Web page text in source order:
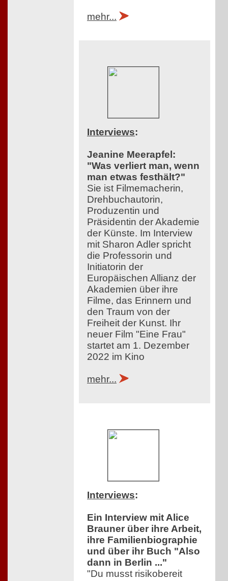
mehr...
Interviews:
Jeanine Meerapfel:
"Was verliert man, wenn
man etwas festhält?"
Sie ist Filmemacherin,
Drehbuchautorin,
Produzentin und
Präsidentin der Akademie
der Künste. Im Interview
mit Sharon Adler spricht
die Professorin und
Initiatorin der
Europäischen Allianz der
Akademien über ihre
Filme, das Erinnern und
den Traum von der
Freiheit der Kunst. Ihr
neuer Film "Eine Frau"
startet am 1. Dezember
2022 im Kino
mehr...
Interviews:
Ein Interview mit Alice
Brauner über ihre Arbeit,
ihre Familienbiographie
und über ihr Buch "Also
dann in Berlin ..."
"Du musst risikobereit